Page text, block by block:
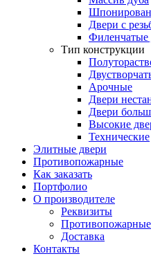
Двери с
Филенчатые
Тип конструкции
Арочные
Двери
Двери
Высокие
Технические
Элитные двери
Противопожарные
Как заказать
Портфолио
О производителе
Реквизиты
Доставка
Контакты